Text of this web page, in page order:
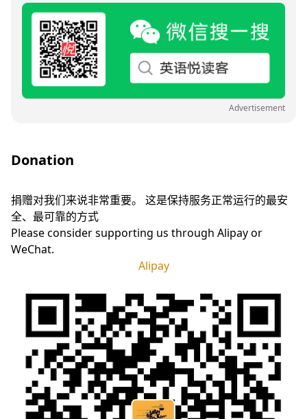
Advertisement
Donation
捐赠对我们来说非常重要。 这是保持服务正常运行的最安
全、最可靠的方式
Please consider supporting us through Alipay or
WeChat.
Alipay